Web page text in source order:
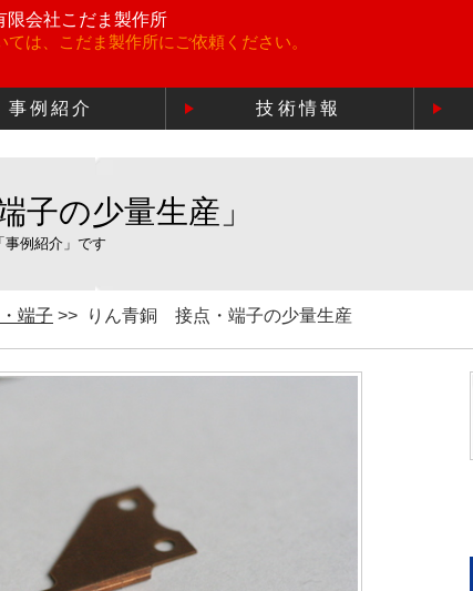
限会社こだま製作所
は、こだま製作所にご依頼ください。
事例紹介 技術情報
子の少量生産」
例紹介」です
端子 >> りん青銅 接点・端子の少量生産